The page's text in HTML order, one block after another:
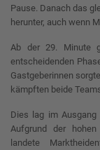
Pause. Danach das
herunter, auch wenn
Ab der 29. Minute
entscheidenden
Gastgeberinnen
kämpften beide
Dies lag im Ausgang
Aufgrund der
landete